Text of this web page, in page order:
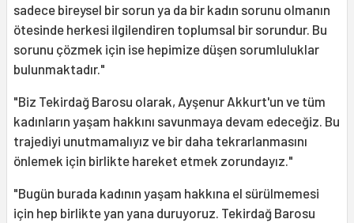
sadece bireysel bir sorun ya da bir kadın sorunu olmanın
ötesinde herkesi ilgilendiren toplumsal bir sorundur. Bu
sorunu çözmek için ise hepimize düşen sorumluluklar
bulunmaktadır."
"Biz Tekirdağ Barosu olarak, Ayşenur Akkurt'un ve tüm
kadınların yaşam hakkını savunmaya devam edeceğiz. Bu
trajediyi unutmamalıyız ve bir daha tekrarlanmasını
önlemek için birlikte hareket etmek zorundayız."
"Bugün burada kadının yaşam hakkına el sürülmemesi
için hep birlikte yan yana duruyoruz. Tekirdağ Barosu